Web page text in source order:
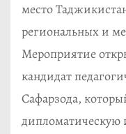
место
региональных и
Мероприятие
кандидат
Сафарзода,
дипломатическую